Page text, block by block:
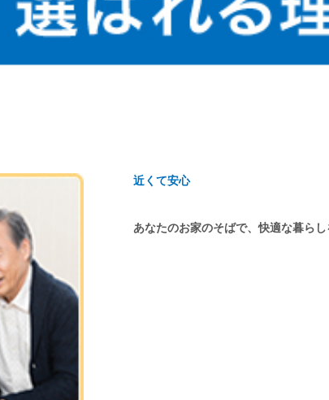
近くて安心
あなたのお家のそばで、快適な暮らし